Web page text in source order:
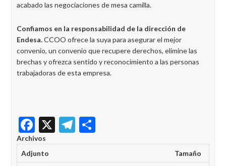
acabado las negociaciones de mesa camilla.
Confiamos en la responsabilidad de la dirección de
Endesa.CCOO ofrece la suya para asegurar el mejor
convenio, un convenio que recupere derechos, elimine las
brechas y ofrezca sentido y reconocimiento a las personas
trabajadoras de esta empresa.
Facebook
X Telegram
Archivos
Adjunto
Tamaño